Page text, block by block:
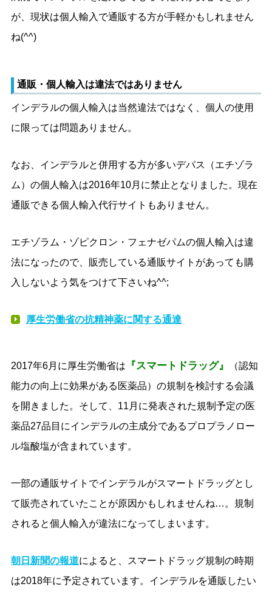
が、現状は個人輸入で通販する方が手軽かもしれません
ね(^^)
通販・個人輸入は違法ではありません
インデラルの個人輸入は当然違法ではなく、個人の使用
に限っては問題ありません。
なお、インデラルと併用する方が多いデパス（エチゾラ
ム）の個人輸入は2016年10月に禁止となりました。現在
通販できる個人輸入代行サイトもありません。
エチゾラム・ゾピクロン・フェナゼパムの個人輸入は違
法になったので、販売している通販サイトがあっても購
入しないよう気をつけて下さいね^^;
厚生労働省の抗精神薬に関する通達
2017年6月に厚生労働省は 『スマートドラッグ』
（認知
能力の向上に効果がある医薬品）の規制を検討する会議
を開きました。そして、11月に発表された規制予定の医
薬品27品目にインデラルの主成分であるプロプラノロー
ル塩酸塩が含まれています。
一部の通販サイトでインデラルがスマートドラッグとし
て販売されていたことが原因かもしれませんね…。規制
されると個人輸入が違法になってしまいます。
朝日新聞の報道によると、スマートドラッグ規制の時期
は2018年に予定されています。インデラルを通販したい